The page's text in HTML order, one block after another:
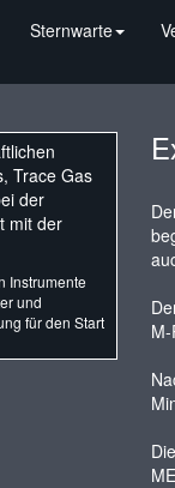
Sternwarte
Instrumente
und
für den Start